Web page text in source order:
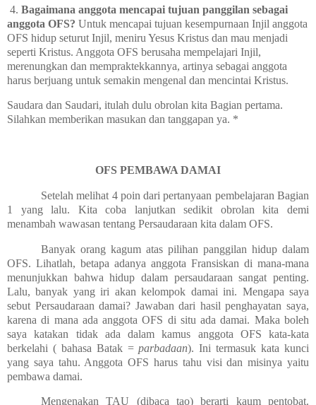
4. Bagaimana anggota mencapai tujuan panggilan sebagai
anggota OFS? Untuk mencapai tujuan kesempurnaan Injil anggota
OFS hidup seturut Injil, meniru Yesus Kristus dan mau menjadi
seperti Kristus. Anggota OFS berusaha mempelajari Injil,
merenungkan dan mempraktekkannya, artinya sebagai anggota
harus berjuang untuk semakin mengenal dan mencintai Kristus.
Saudara dan Saudari, itulah dulu obrolan kita Bagian pertama.
Silahkan memberikan masukan dan tanggapan ya. *
OFS PEMBAWA DAMAI
Setelah melihat 4 poin dari pertanyaan pembelajaran Bagian
1 yang lalu. Kita coba lanjutkan sedikit obrolan kita demi
menambah wawasan tentang Persaudaraan kita dalam OFS.
Banyak orang kagum atas pilihan panggilan hidup dalam
OFS. Lihatlah, betapa adanya anggota Fransiskan di mana-mana
menunjukkan bahwa hidup dalam persaudaraan sangat penting.
Lalu, banyak yang iri akan kelompok damai ini. Mengapa saya
sebut Persaudaraan damai? Jawaban dari hasil penghayatan saya,
karena di mana ada anggota OFS di situ ada damai. Maka boleh
saya katakan tidak ada dalam kamus anggota OFS kata-kata
berkelahi ( bahasa Batak =parbadaan). Ini termasuk kata kunci
yang saya tahu. Anggota OFS harus tahu visi dan misinya yaitu
pembawa damai.
Mengenakan TAU (dibaca tao) berarti kaum pentobat.